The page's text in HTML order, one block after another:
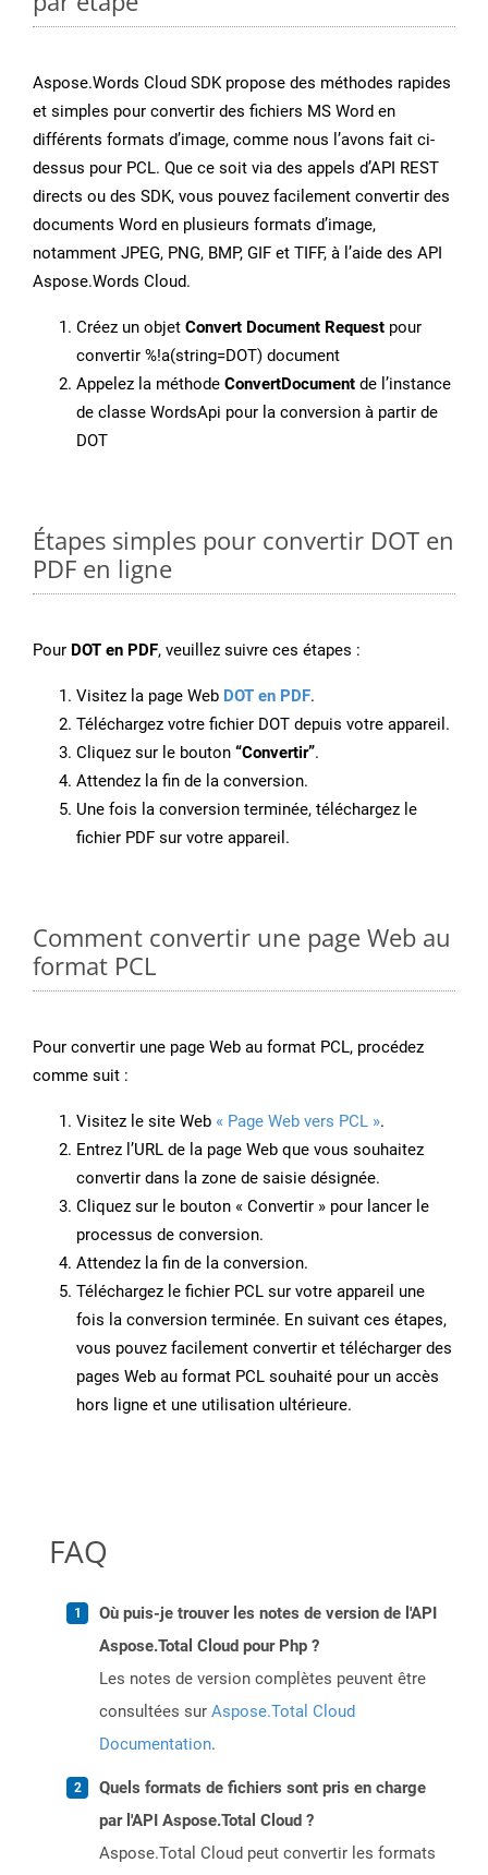
Aspose.Words Cloud SDK propose des méthodes rapides
et simples pour convertir des fichiers MS Word en
différents formats d’image, comme nous l’avons fait ci-
dessus pour PCL. Que ce soit via des appels d’API REST
directs ou des SDK, vous pouvez facilement convertir des
documents Word en plusieurs formats d’image,
notamment JPEG, PNG, BMP, GIF et TIFF, à l’aide des API
Aspose.Words Cloud.
Créez un objet Convert Document Request pour
convertir %!a(string=DOT) document
Appelez la méthode ConvertDocument de l’instance
de classe WordsApi pour la conversion à partir de
DOT
Étapes simples pour convertir DOT en
PDF en ligne
Pour DOT en PDF, veuillez suivre ces étapes :
Visitez la page Web DOT en PDF.
Téléchargez votre fichier DOT depuis votre appareil.
Cliquez sur le bouton “Convertir”.
Attendez la fin de la conversion.
Une fois la conversion terminée, téléchargez le
fichier PDF sur votre appareil.
Comment convertir une page Web au
format PCL
Pour convertir une page Web au format PCL, procédez
comme suit :
Visitez le site Web « Page Web vers PCL ».
Entrez l’URL de la page Web que vous souhaitez
convertir dans la zone de saisie désignée.
Cliquez sur le bouton « Convertir » pour lancer le
processus de conversion.
Attendez la fin de la conversion.
Téléchargez le fichier PCL sur votre appareil une
fois la conversion terminée. En suivant ces étapes,
vous pouvez facilement convertir et télécharger des
pages Web au format PCL souhaité pour un accès
hors ligne et une utilisation ultérieure.
FAQ
Où puis-je trouver les notes de version de l'API
Aspose.Total Cloud pour Php ?
Les notes de version complètes peuvent être
consultées sur Aspose.Total Cloud
Documentation.
Quels formats de fichiers sont pris en charge
par l'API Aspose.Total Cloud ?
Aspose.Total Cloud peut convertir les formats